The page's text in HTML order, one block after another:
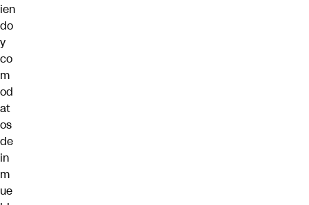
ien
do
y
co
m
od
at
os
de
in
m
ue